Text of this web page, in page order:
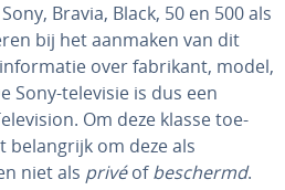
Bravia, Black, 50 en 500 als
bij het aanmaken van dit
over fabrikant, model,
Sony-televisie is dus een
Om deze klasse toe­
be­lang­rijk om deze als
niet als privéofbeschermd.